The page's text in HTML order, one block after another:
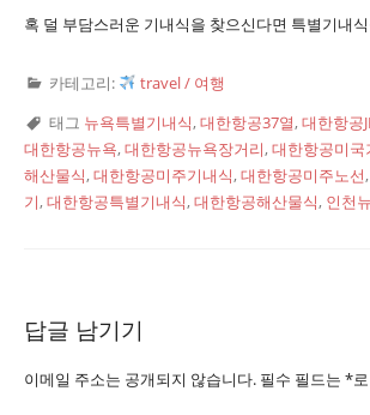
혹 덜 부담스러운 기내식을 찾으신다면 특별기내
카테고리:
travel / 여행
태그 뉴욕특별기내식,대한항공37열,대한항공
대한항공뉴욕,대한항공뉴욕장거리,대한항공미국
해산물식,대한항공미주기내식,대한항공미주노선,
기,대한항공특별기내식,대한항공해산물식, 인천
답글 남기기
이메일 주소는 공개되지 않습니다. 필수 필드는 *